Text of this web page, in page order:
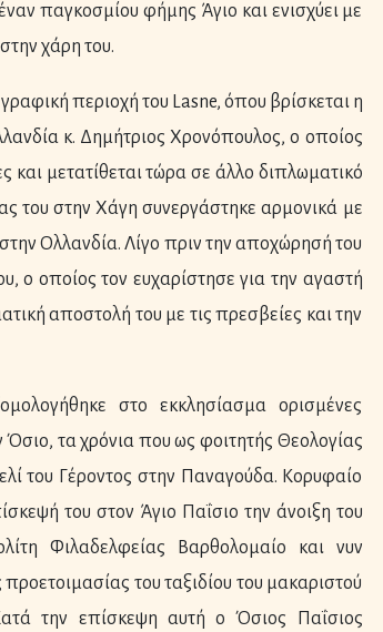
παγκοσμίου φήμης Άγιο και ενισχύει με
χάρη του.
περιοχή του Lasne, όπου βρίσκεται η
κ. Δημήτριος Χρονόπουλος, ο οποίος
μετατίθεται τώρα σε άλλο διπλωματικό
του στην Χάγη συνεργάστηκε αρμονικά με
Ολλανδία. Λίγο πριν την αποχώρησή του
ο οποίος τον ευχαρίστησε για την αγαστή
αποστολή του με τις πρεσβείες και την
στο εκκλησίασμα ορισμένες
τα χρόνια που ως φοιτητής Θεολογίας
του Γέροντος στην Παναγούδα. Κορυφαίο
του στον Άγιο Παΐσιο την άνοιξη του
Φιλαδελφείας Βαρθολομαίο και νυν
του ταξιδίου του μακαριστού
την επίσκεψη αυτή ο Όσιος Παΐσιος